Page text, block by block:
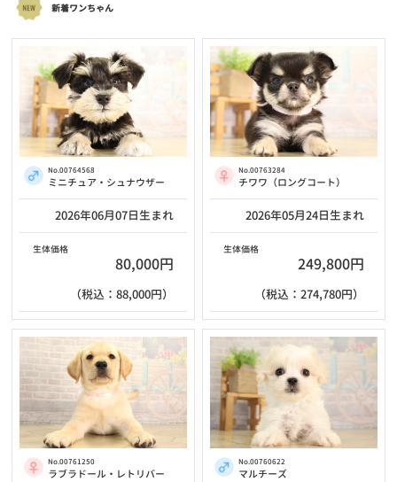
新着ワンちゃん
No.00764568
ミニチュア・シュナウザー
2026年06月07日生まれ
生体価格
80,000円
（税込：88,000円）
No.00763284
チワワ（ロングコート）
2026年05月24日生まれ
生体価格
249,800円
（税込：274,780円）
No.00761250
ラブラドール・レトリバー
No.00760622
マルチーズ